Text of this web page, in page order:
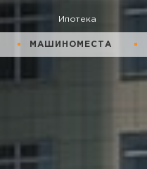
Ипотека
МАШИНОМЕСТА